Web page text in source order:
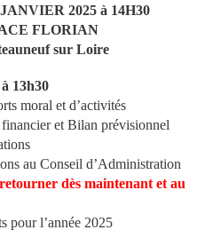
2025 à 14H30
FLORIAN
sur Loire
13h30
moral et d’activités
et Bilan prévisionnel
d’Administration
dès maintenant et au
2025